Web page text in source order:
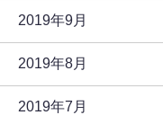
2019年9月
2019年8月
2019年7月